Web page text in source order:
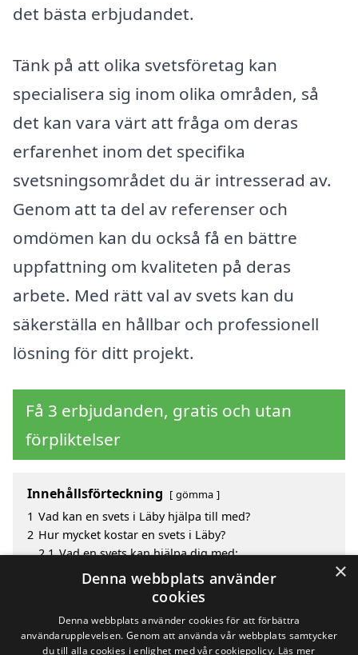
det bästa erbjudandet.
Tänk på att olika svetsföretag kan
specialisera sig inom olika områden, så
det kan vara värt att fråga om deras
erfarenhet inom det specifika
svetsningsområdet du är intresserad av.
Genom att ta del av referenser och
omdömen kan du också få en bättre
uppfattning om kvaliteten på deras
arbete. Med rätt val av svets kan du
säkerställa en hållbar och professionell
lösning för ditt projekt.
Få 3 erbjudanden, gratis och utan
förpliktelser
Innehållsförteckning gömma
1 Vad kan en svets i Läby hjälpa till med?
2 Hur mycket kostar en svets i Läby?
2.1 Vad en svets kan hjälpa dig med:
Fördelar med att välja svets i Läby
Sök efter en skicklig svets i de omgivande städerna
×
Denna webbplats använder
cookies
Denna webbplats använder cookies för att förbättra
användarupplevelsen. Genom att använda vår webbplats samtycker
du till alla cookies i enlighet med vår cookiepolicy. Läs mer